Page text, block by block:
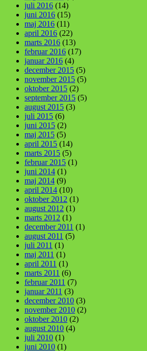
juli 2016 (14)
juni 2016 (15)
maj 2016 (11)
april 2016 (22)
marts 2016 (13)
februar 2016 (17)
januar 2016 (4)
december 2015 (5)
november 2015 (5)
oktober 2015 (2)
september 2015 (5)
august 2015 (3)
juli 2015 (6)
juni 2015 (2)
maj 2015 (5)
april 2015 (14)
marts 2015 (5)
februar 2015 (1)
juni 2014 (1)
maj 2014 (9)
april 2014 (10)
oktober 2012 (1)
august 2012 (1)
marts 2012 (1)
december 2011 (1)
august 2011 (5)
juli 2011 (1)
maj 2011 (1)
april 2011 (1)
marts 2011 (6)
februar 2011 (7)
januar 2011 (3)
december 2010 (3)
november 2010 (2)
oktober 2010 (2)
august 2010 (4)
juli 2010 (1)
juni 2010 (1)